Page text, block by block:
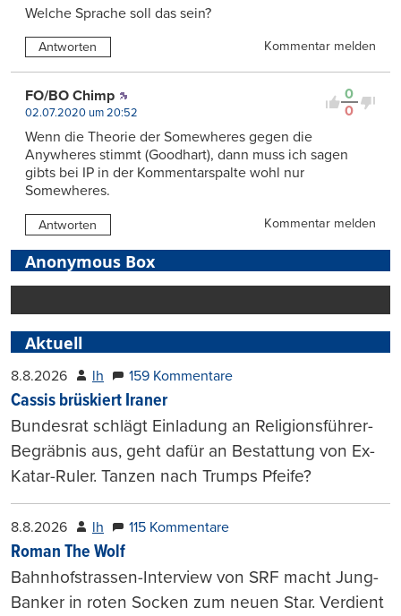
Welche Sprache soll das sein?
Antworten Kommentar melden
0
0
FO/BO Chimp
02.07.2020 um 20:52
Wenn die Theorie der Somewheres gegen die
Anywheres stimmt (Goodhart), dann muss ich sagen
gibts bei IP in der Kommentarspalte wohl nur
Somewheres.
Antworten Kommentar melden
Anonymous Box
Aktuell
8.8.2026 lh 159 Kommentare
Cassis brüskiert Iraner
Bundesrat schlägt Einladung an Religionsführer-
Begräbnis aus, geht dafür an Bestattung von Ex-
Katar-Ruler. Tanzen nach Trumps Pfeife?
8.8.2026 lh 115 Kommentare
Roman The Wolf
Bahnhofstrassen-Interview von SRF macht Jung-
Banker in roten Socken zum neuen Star. Verdient